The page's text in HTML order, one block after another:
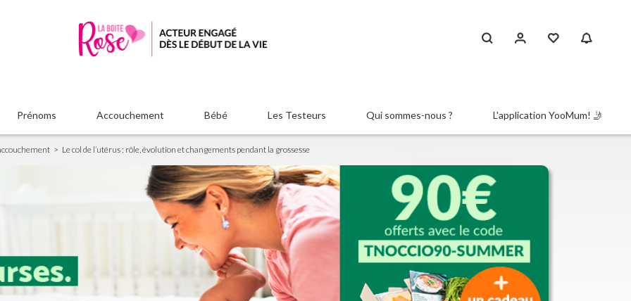
Prénoms Accouchement Bébé Les Testeurs Qui sommes-nous ? L'application YooMum! 🤳
Le col de l’utérus : rôle, évolution et changements pendant la grossesse